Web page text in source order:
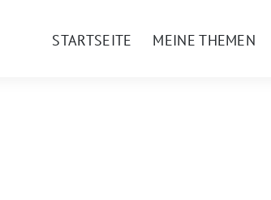
STARTSEITE MEINE THEMEN